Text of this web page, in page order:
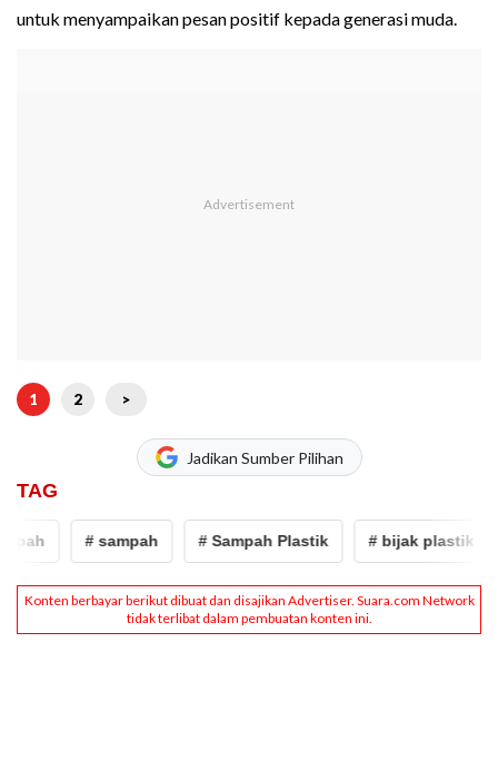
untuk menyampaikan pesan positif kepada generasi muda.
1 2 >
Jadikan Sumber Pilihan
TAG
# sampah # Sampah Plastik # bijak plastik